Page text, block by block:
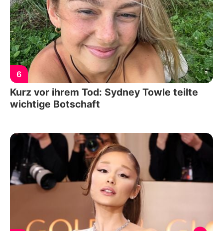
6
Kurz vor ihrem Tod: Sydney Towle teilte
wichtige Botschaft